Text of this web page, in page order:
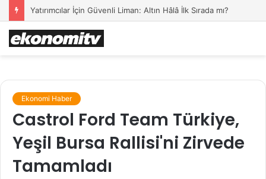
Yatırımcılar İçin Güvenli Liman: Altın Hâlâ İlk Sırada mı?
Ekonomi Haber
Castrol Ford Team Türkiye,
Yeşil Bursa Rallisi'ni Zirvede
Tamamladı